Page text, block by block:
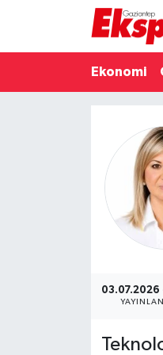
Ekonomi
03.07.2026
Gaziantep son
Kültür Sanat
Puan Durumu ve
Tüm Manşetler
Son Dakika